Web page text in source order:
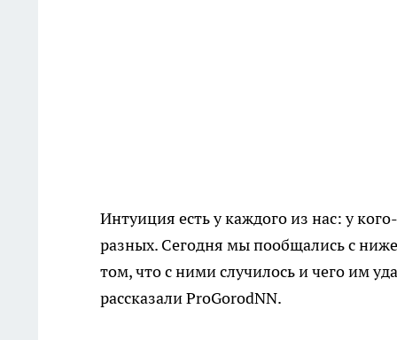
Интуиция есть у каждого из нас: у
разных. Сегодня мы пообщались с
том, что с ними случилось и чего им
рассказали ProGorodNN.